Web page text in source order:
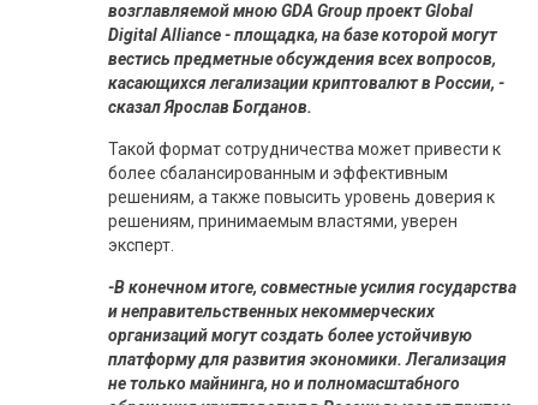
возглавляемой мною GDA Group проект Global
Digital Alliance - площадка, на базе которой могут
вестись предметные обсуждения всех вопросов,
касающихся легализации криптовалют в России, -
сказал Ярослав Богданов.
Такой формат сотрудничества может привести к
более сбалансированным и эффективным
решениям, а также повысить уровень доверия к
решениям, принимаемым властями, уверен
эксперт.
-В конечном итоге, совместные усилия государства
и неправительственных некоммерческих
организаций могут создать более устойчивую
платформу для развития экономики. Легализация
не только майнинга, но и полномасштабного